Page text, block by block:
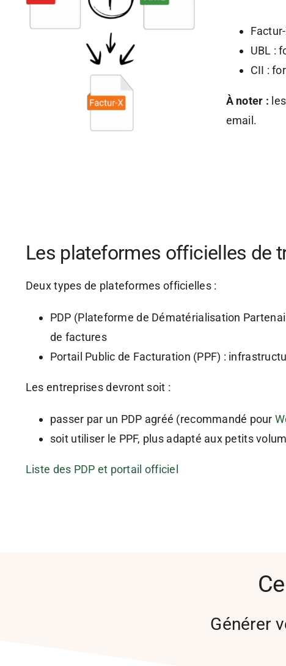
UBL :
CII :
À noter :
email.
Les plateformes officielles de
Deux types de plateformes officielles :
PDP (Plateforme de Dématérialisation
de factures
Portail Public de Facturation (PPF) :
Les entreprises devront soit :
passer par un PDP agréé (recommandé pour
soit utiliser le PPF, plus adapté aux petits
Liste des PDP et portail officiel
Générer